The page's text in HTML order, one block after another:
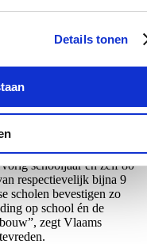
Details tonen
kiest voor Oog
Vlaams-Europese
bij kinderen
schooljaar en zelf 80
respectievelijk bijna 9
scholen bevestigen zo
op school én de
zegt Vlaams